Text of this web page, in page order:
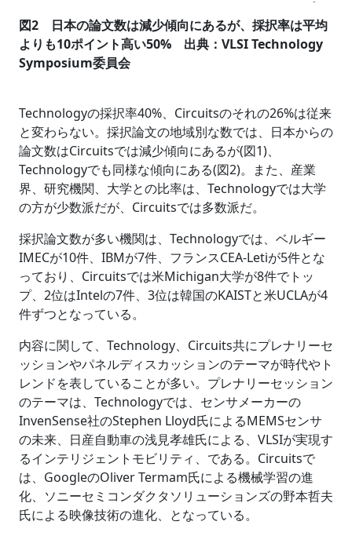
図2 日本の論文数は減少傾向にあるが、採択率は平均
よりも10ポイント高い50% 出典：VLSI Technology
Symposium委員会
Technologyの採択率40%、Circuitsのそれの26%は従来
と変わらない。採択論文の地域別な数では、日本からの
論文数はCircuitsでは減少傾向にあるが(図1)、
Technologyでも同様な傾向にある(図2)。また、産業
界、研究機関、大学との比率は、Technologyでは大学
の方が少数派だが、Circuitsでは多数派だ。
採択論文数が多い機関は、Technologyでは、ベルギー
IMECが10件、IBMが7件、フランスCEA-Letiが5件とな
っており、Circuitsでは米Michigan大学が8件でトッ
プ、2位はIntelの7件、3位は韓国のKAISTと米UCLAが4
件ずつとなっている。
内容に関して、Technology、Circuits共にプレナリーセ
ッションやパネルディスカッションのテーマが時代やト
レンドを表していることが多い。プレナリーセッション
のテーマは、Technologyでは、センサメーカーの
InvenSense社のStephen Lloyd氏によるMEMSセンサ
の未来、日産自動車の浅見孝雄氏による、VLSIが実現す
るインテリジェントモビリティ、である。Circuitsで
は、GoogleのOliver Termam氏による機械学習の進
化、ソニーセミコンダクタソリューションズの野本哲夫
氏による映像技術の進化、となっている。